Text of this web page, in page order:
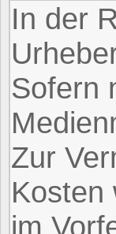
In der
Sofern
Zur
Kosten
im